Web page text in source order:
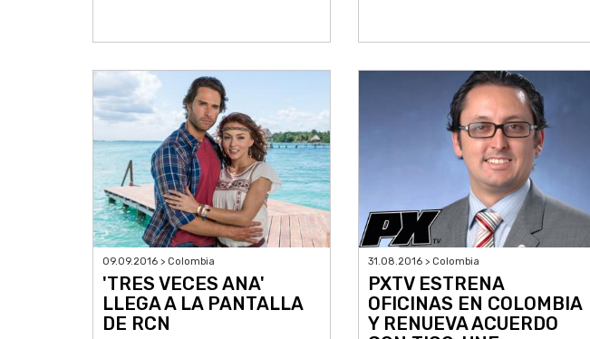
09.09.2016 > Colombia
'TRES VECES ANA'
LLEGA A LA PANTALLA
DE RCN
31.08.2016 > Colombia
PXTV ESTRENA
OFICINAS EN COLOMBIA
Y RENUEVA ACUERDO